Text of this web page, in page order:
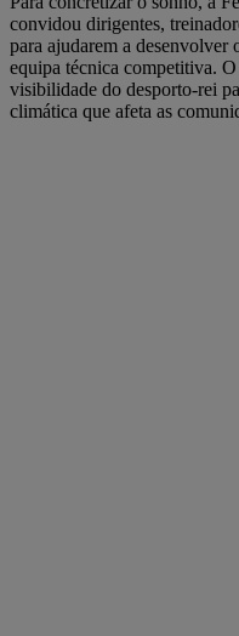
convidou dirigentes,
para ajudarem a desenvolver
equipa técnica competitiva.
visibilidade do desporto-rei
climática que afeta as